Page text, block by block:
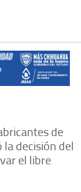
de
decisión del
el libre